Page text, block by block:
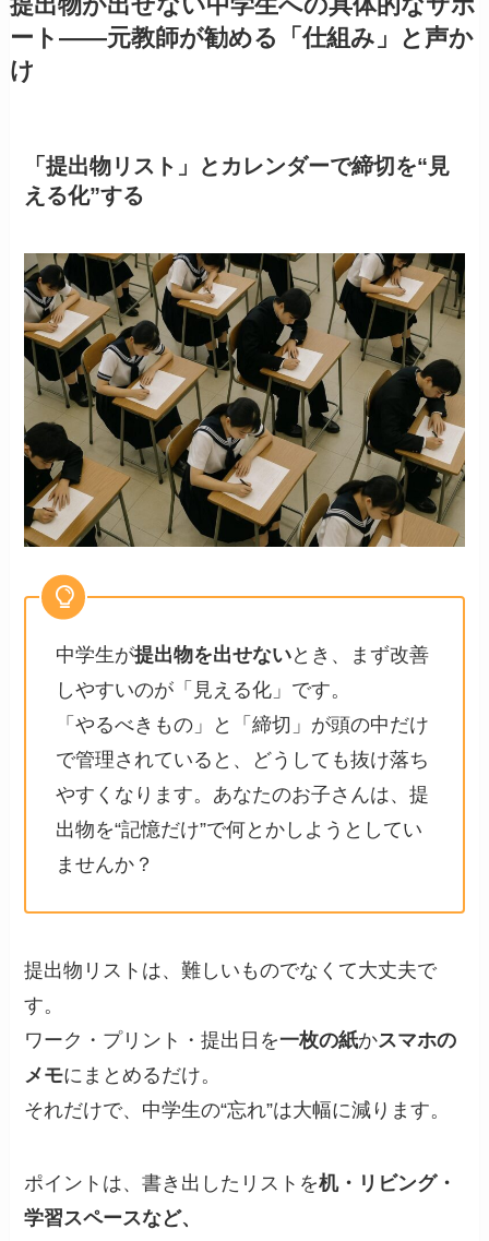
提出物が出せない中学生への具体的なサポ
ート——元教師が勧める「仕組み」と声か
け
「提出物リスト」とカレンダーで締切を“見
える化”する
中学生が提出物を出せないとき、まず改善
しやすいのが「見える化」です。
「やるべきもの」と「締切」が頭の中だけ
で管理されていると、どうしても抜け落ち
やすくなります。あなたのお子さんは、提
出物を“記憶だけ”で何とかしようとしてい
ませんか？
提出物リストは、難しいものでなくて大丈夫で
す。
ワーク・プリント・提出日を一枚の紙かスマホの
メモにまとめるだけ。
それだけで、中学生の“忘れ”は大幅に減ります。
ポイントは、書き出したリストを机・リビング・
学習スペースなど、